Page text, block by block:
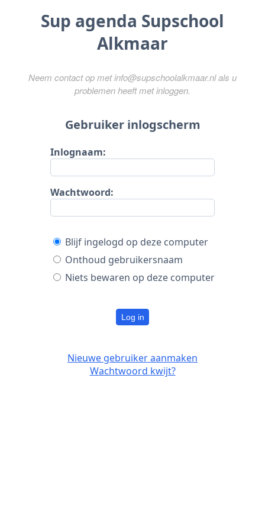
Sup agenda Supschool
Alkmaar
Neem contact op met info@supschoolalkmaar.nl als u
problemen heeft met inloggen.
Gebruiker inlogscherm
Inlognaam:
Wachtwoord:
Blijf ingelogd op deze computer
Onthoud gebruikersnaam
Niets bewaren op deze computer
Log in
Nieuwe gebruiker aanmaken
Wachtwoord kwijt?